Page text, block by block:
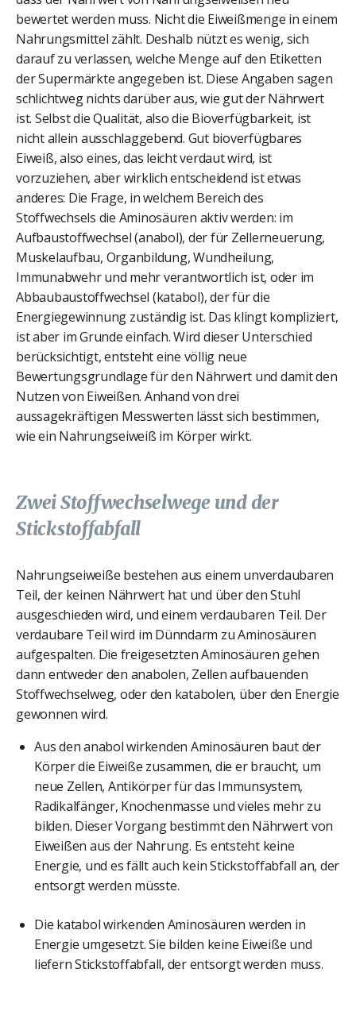
bewertet werden muss. Nicht die Eiweißmenge in einem
Nahrungsmittel zählt. Deshalb nützt es wenig, sich
darauf zu verlassen, welche Menge auf den Etiketten
der Supermärkte angegeben ist. Diese Angaben sagen
schlichtweg nichts darüber aus, wie gut der Nährwert
ist. Selbst die Qualität, also die Bioverfügbarkeit, ist
nicht allein ausschlaggebend. Gut bioverfügbares
Eiweiß, also eines, das leicht verdaut wird, ist
vorzuziehen, aber wirklich entscheidend ist etwas
anderes: Die Frage, in welchem Bereich des
Stoffwechsels die Aminosäuren aktiv werden: im
Aufbaustoffwechsel (anabol), der für Zellerneuerung,
Muskelaufbau, Organbildung, Wundheilung,
Immunabwehr und mehr verantwortlich ist, oder im
Abbaubaustoffwechsel (katabol), der für die
Energiegewinnung zuständig ist. Das klingt kompliziert,
ist aber im Grunde einfach. Wird dieser Unterschied
berücksichtigt, entsteht eine völlig neue
Bewertungsgrundlage für den Nährwert und damit den
Nutzen von Eiweißen. Anhand von drei
aussagekräftigen Messwerten lässt sich bestimmen,
wie ein Nahrungseiweiß im Körper wirkt.
Zwei Stoffwechselwege und der
Stickstoffabfall
Nahrungseiweiße bestehen aus einem unverdaubaren
Teil, der keinen Nährwert hat und über den Stuhl
ausgeschieden wird, und einem verdaubaren Teil. Der
verdaubare Teil wird im Dünndarm zu Aminosäuren
aufgespalten. Die freigesetzten Aminosäuren gehen
dann entweder den anabolen, Zellen aufbauenden
Stoffwechselweg, oder den katabolen, über den Energie
gewonnen wird.
Aus den anabol wirkenden Aminosäuren baut der
Körper die Eiweiße zusammen, die er braucht, um
neue Zellen, Antikörper für das Immunsystem,
Radikalfänger, Knochenmasse und vieles mehr zu
bilden. Dieser Vorgang bestimmt den Nährwert von
Eiweißen aus der Nahrung. Es entsteht keine
Energie, und es fällt auch kein Stickstoffabfall an, der
entsorgt werden müsste.
Die katabol wirkenden Aminosäuren werden in
Energie umgesetzt. Sie bilden keine Eiweiße und
liefern Stickstoffabfall, der entsorgt werden muss.